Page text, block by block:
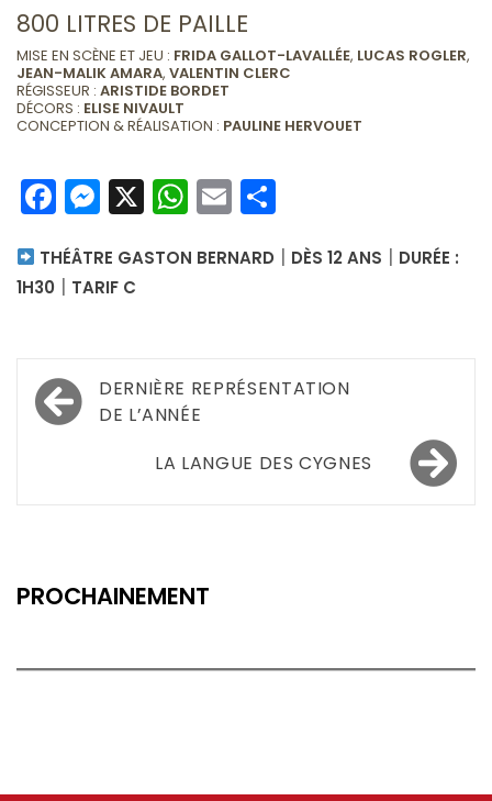
800 LITRES DE PAILLE
MISE EN SCÈNE ET JEU : FRIDA GALLOT-LAVALLÉE, LUCAS ROGLER,
JEAN-MALIK AMARA, VALENTIN CLERC
RÉGISSEUR : ARISTIDE BORDET
DÉCORS : ELISE NIVAULT
CONCEPTION & RÉALISATION : PAULINE HERVOUET
Facebook
Messenger
X WhatsApp
Email
THÉÂTRE GASTON BERNARD | DÈS 12 ANS | DURÉE :
1H30 | TARIF C
Navigation
de
DERNIÈRE REPRÉSENTATION
DE L’ANNÉE
LA LANGUE DES CYGNES
PROCHAINEMENT